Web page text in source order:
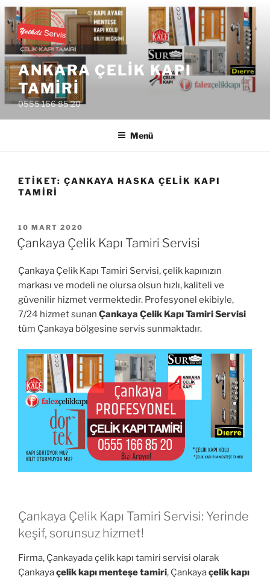
İçeriğe
geç
ANKARA ÇELIK KAPI
TAMIRI
0555 166 85 20
Menü
ETIKET: ÇANKAYA HASKA ÇELIK KAPI
TAMIRI
YAYIM
TARIHI
10 MART 2020
Çankaya Çelik Kapı Tamiri Servisi
Çankaya Çelik Kapı Tamiri Servisi, çelik kapınızın
markası ve modeli ne olursa olsun hızlı, kaliteli ve
güvenilir hizmet vermektedir. Profesyonel ekibiyle,
7/24 hizmet sunan Çankaya Çelik Kapı Tamiri Servisi
tüm Çankaya bölgesine servis sunmaktadır.
Çankaya Çelik Kapı Tamiri Servisi: Yerinde
keşif, sorunsuz hizmet!
Firma, Çankayada çelik kapı tamiri servisi olarak
Çankayaçelik kapı menteşe tamiri, Çankayaçelik kapı